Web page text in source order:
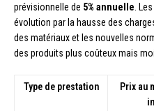
prévisionnelle de 5% annuelle .
évolution par la hausse des
des matériaux et les nouvelles
des produits plus coûteux mais
Type de prestation
Prix au